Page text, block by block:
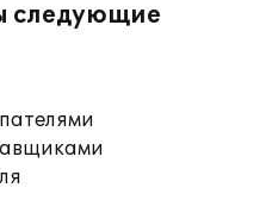
следующие